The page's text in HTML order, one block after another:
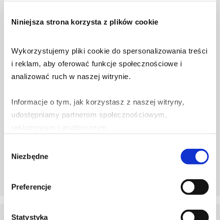
Niniejsza strona korzysta z plików cookie
Wykorzystujemy pliki cookie do spersonalizowania treści
i reklam, aby oferować funkcje społecznościowe i
analizować ruch w naszej witrynie.
Informacje o tym, jak korzystasz z naszej witryny,
udostępniamy partnerom społecznościowym,
Partnerzy mogą połączyć te informacje z innymi danymi
zgody
Niezbędne
Preferencje
Statystyka
Tagi: #dlakażdego edukacja
jak rozpoznać smishing.
11 czerwca 2026
Tagi: edukacja
Krajobraz Zagrożeń –